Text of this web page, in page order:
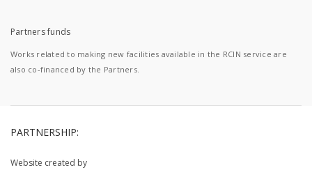
Partners funds
Works related to making new facilities available in the RCIN service are
also co-financed by the Partners.
PARTNERSHIP:
Website created by